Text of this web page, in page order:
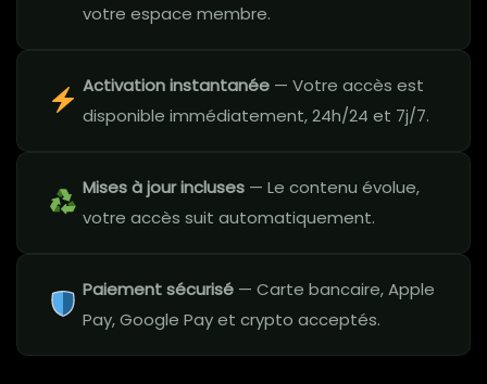
votre espace membre.
Activation instantanée — Votre accès est
disponible immédiatement, 24h/24 et 7j/7.
Mises à jour incluses — Le contenu évolue,
votre accès suit automatiquement.
Paiement sécurisé — Carte bancaire, Apple
Pay, Google Pay et crypto acceptés.